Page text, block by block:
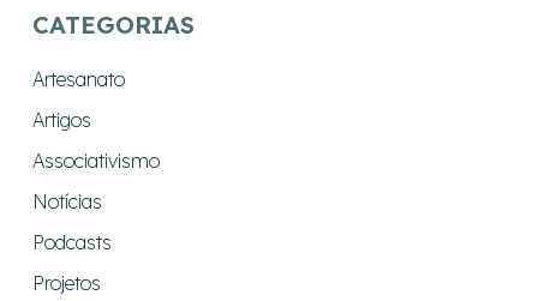
CATEGORIAS
Artesanato
Artigos
Associativismo
Notícias
Podcasts
Projetos